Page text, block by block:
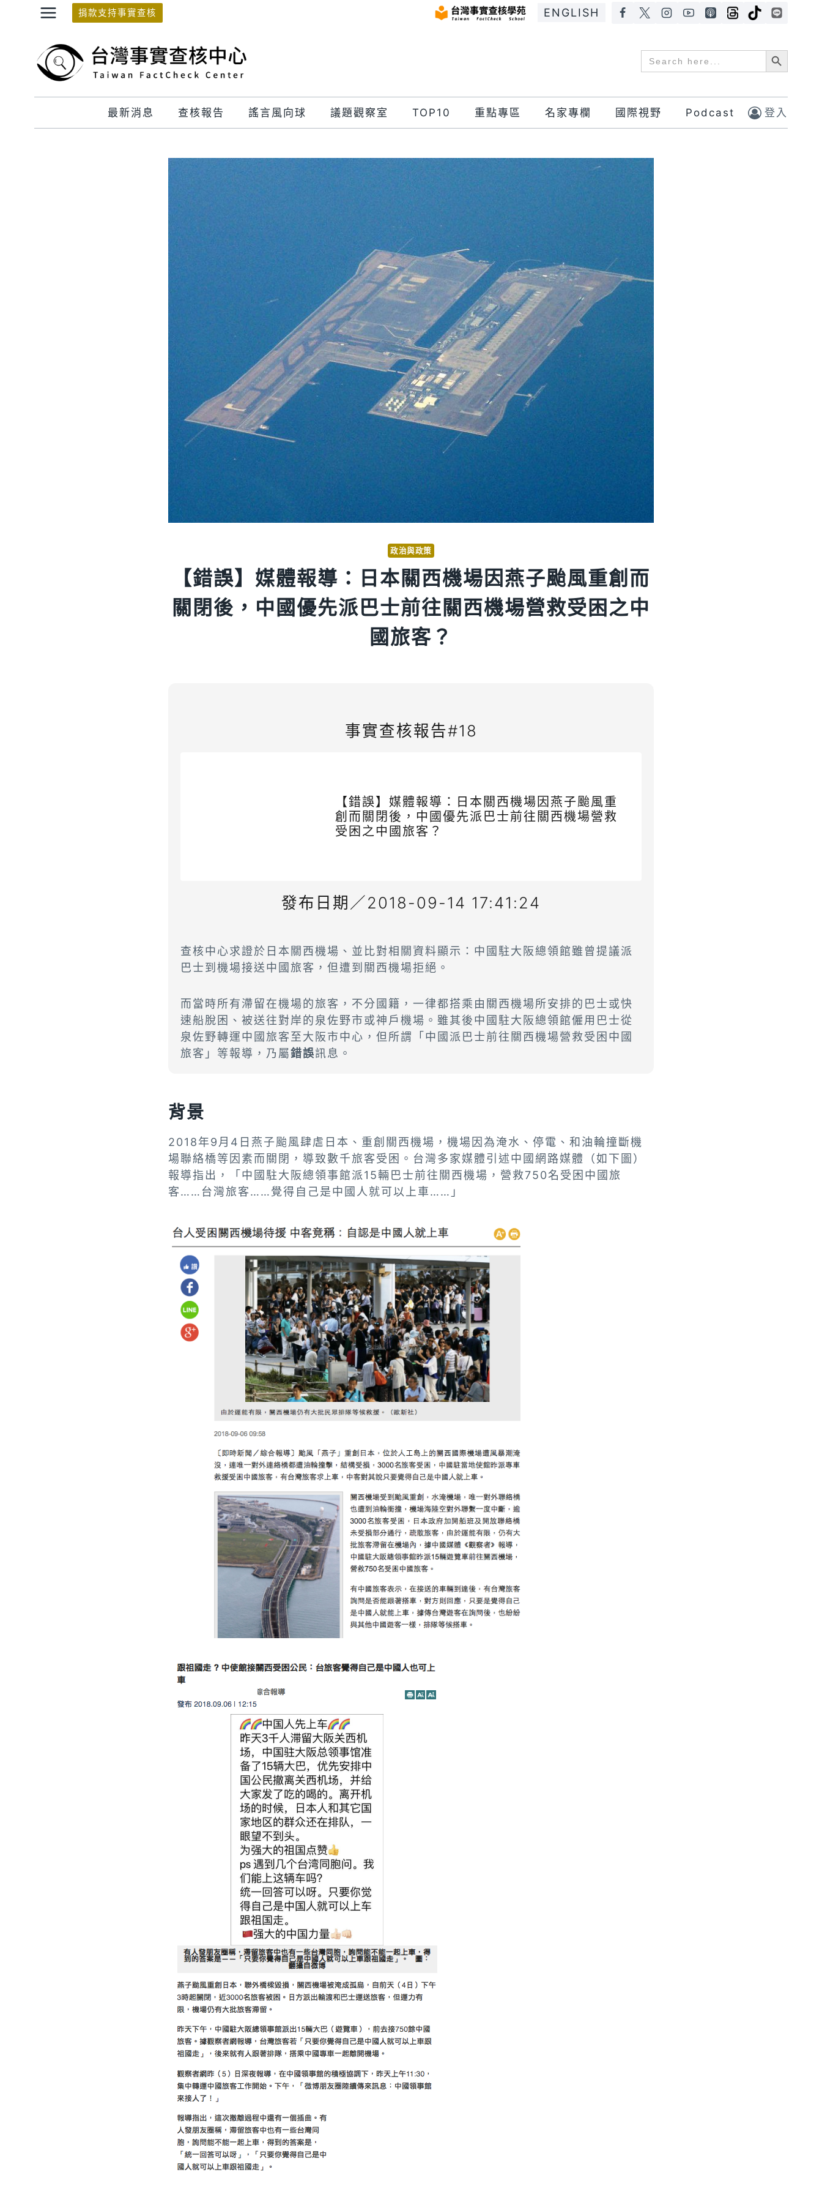
捐款支持事實查核 ENGLISH
Search
for:
Search Button
最新消息 查核報告 謠言風向球 議題觀察室 TOP10 重點專區 名家專欄 國際視野 Podcast 登入
政治與政策
【錯誤】媒體報導：日本關西機場因燕子颱風重創而
關閉後，中國優先派巴士前往關西機場營救受困之中
國旅客？
事實查核報告#18
【錯誤】媒體報導：日本關西機場因燕子颱風重
創而關閉後，中國優先派巴士前往關西機場營救
受困之中國旅客？
發布日期／2018-09-14 17:41:24
查核中心求證於日本關西機場、並比對相關資料顯示：中國駐大阪總領館雖曾提議派
巴士到機場接送中國旅客，但遭到關西機場拒絕。
而當時所有滯留在機場的旅客，不分國籍，一律都搭乘由關西機場所安排的巴士或快
速船脫困、被送往對岸的泉佐野市或神戶機場。雖其後中國駐大阪總領館僱用巴士從
泉佐野轉運中國旅客至大阪市中心，但所謂「中國派巴士前往關西機場營救受困中國
旅客」等報導，乃屬錯誤訊息。
背景
2018年9月4日燕子颱風肆虐日本、重創關西機場，機場因為淹水、停電、和油輪撞斷機
場聯絡橋等因素而關閉，導致數千旅客受困。台灣多家媒體引述中國網路媒體（如下圖）
報導指出，「中國駐大阪總領事館派15輛巴士前往關西機場，營救750名受困中國旅
客……台灣旅客……覺得自己是中國人就可以上車……」